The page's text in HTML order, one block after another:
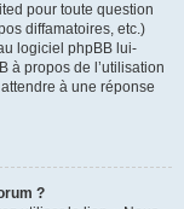
pour toute question
diffamatoires, etc.)
logiciel phpBB lui-
à propos de l’utilisation
à une réponse
?